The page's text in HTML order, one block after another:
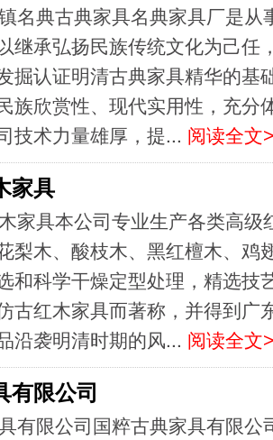
名典古典家具名典家具厂是
承弘扬民族传统文化为己任
掘认证明清古典家具精华的
族欣赏性、现代实用性，充分
术力量雄厚，提... 阅读全文
家具
家具本公司专业生产各类高
梨木、酸枝木、黑红檀木、鸡
和科学干燥定型处理，精选技
古红木家具而著称，并得到广
沿袭明清时期的风... 阅读全文
有限公司
有限公司国粹古典家具有限